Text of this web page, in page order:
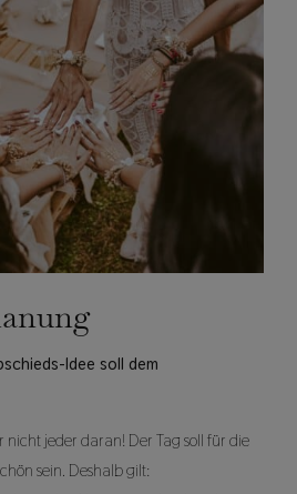
Idee soll dem
nicht jeder daran! Der Tag soll für die
sein. Deshalb gilt: